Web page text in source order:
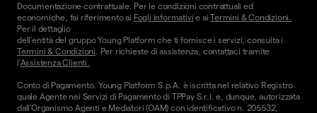
Documentazione contrattuale. Per le condizioni contrattuali ed
economiche, fai riferimento ai Fogli informativi e aiTermini & Condizioni.
Per il dettaglio
dell'entità del gruppo Young Platform che ti fornisce i servizi, consulta i
Termini & Condizioni. Per richieste di assistenza, contattaci tramite
l'Assistenza Clienti.
Conto di Pagamento. Young Platform S.p.A. è iscritta nel relativo Registro
quale Agente nei Servizi di Pagamento di TPPay S.r.l. e, dunque, autorizzata
dall’Organismo Agenti e Mediatori (OAM) con identificativo n. 205532,